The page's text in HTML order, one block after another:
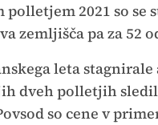
2021 so se
zemljišča pa za 52
leta
dveh polletjih
so cene v